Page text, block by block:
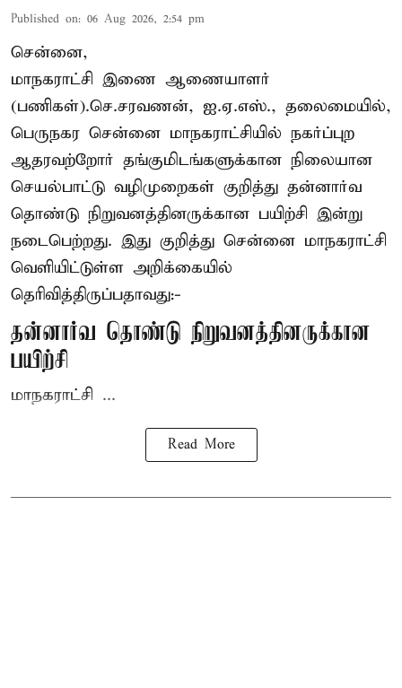
Published on: 06 Aug 2026, 2:54 pm
சென்னை,
மாநகராட்சி இணை ஆணையாளர்
(பணிகள்).செ.சரவணன், ஐ.ஏ.எஸ்., தலைமையில்,
பெருநகர சென்னை மாநகராட்சியில் நகர்ப்புற
ஆதரவற்றோர் தங்குமிடங்களுக்கான நிலையான
செயல்பாட்டு வழிமுறைகள் குறித்து தன்னார்வ
தொண்டு நிறுவனத்தினருக்கான பயிற்சி இன்று
நடைபெற்றது. இது குறித்து சென்னை மாநகராட்சி
வெளியிட்டுள்ள அறிக்கையில்
தெரிவித்திருப்பதாவது:-
தன்னார்வ தொண்டு நிறுவனத்தினருக்கான
பயிற்சி
மாநகராட்சி ...
Read More